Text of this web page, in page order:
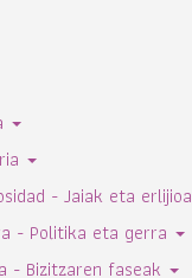
- Jaiak eta erlijioa
- Politika eta gerra
- Bizitzaren faseak